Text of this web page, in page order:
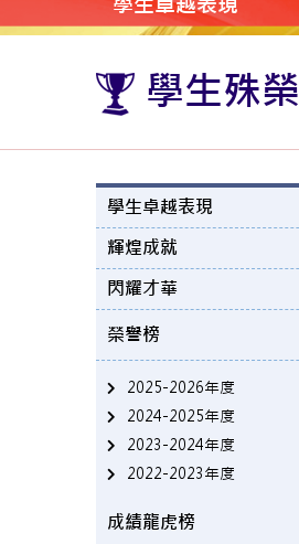
學生殊榮
學生卓越表現
輝煌成就
閃耀才華
榮譽榜
2025-2026年度
2024-2025年度
2023-2024年度
2022-2023年度
成績龍虎榜